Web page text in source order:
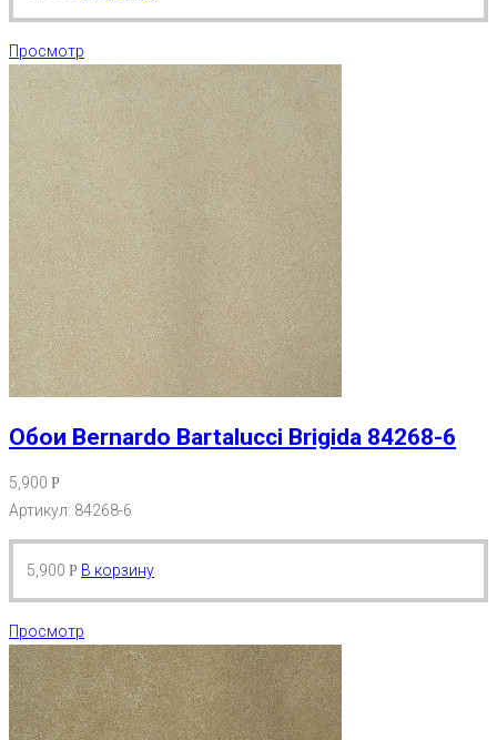
Просмотр
Обои Bernardo Bartalucci Brigida 84268-6
5,900 Р
Артикул: 84268-6
5,900 Р В корзину
Просмотр